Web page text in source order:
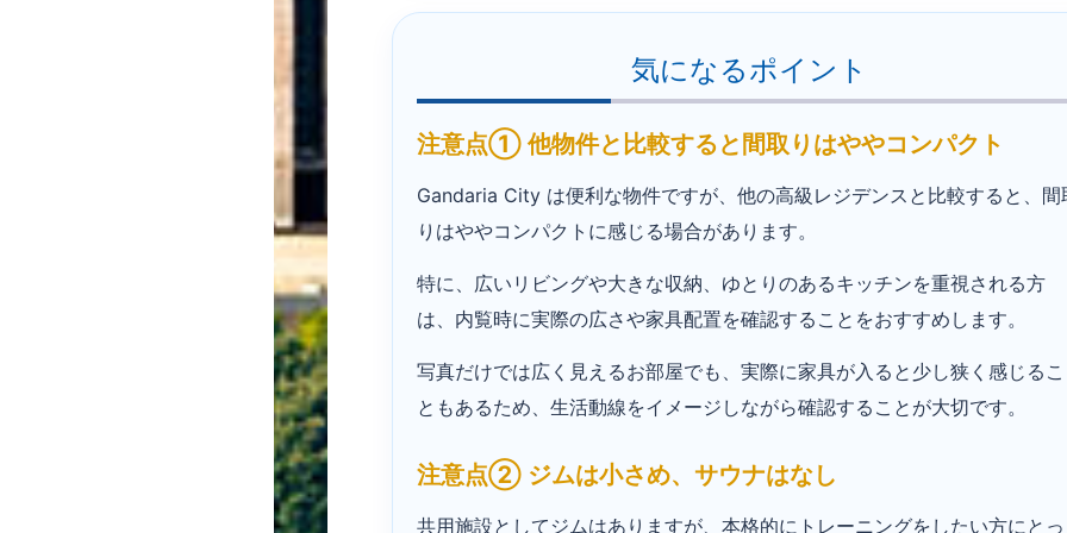
気になるポイント
注意点① 他物件と比較すると間取りはややコンパクト
Gandaria City は便利な物件ですが、他の高級レジデンスと比較すると、間
りはややコンパクトに感じる場合があります。
特に、広いリビングや大きな収納、ゆとりのあるキッチンを重視される方
は、内覧時に実際の広さや家具配置を確認することをおすすめします。
写真だけでは広く見えるお部屋でも、実際に家具が入ると少し狭く感じるこ
ともあるため、生活動線をイメージしながら確認することが大切です。
注意点② ジムは小さめ、サウナはなし
共用施設としてジムはありますが、本格的にトレーニングをしたい方にとっ